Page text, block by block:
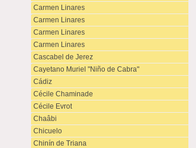
Carmen Linares
Carmen Linares
Carmen Linares
Carmen Linares
Cascabel de Jerez
Cayetano Muriel "Niño de Cabra"
Cádiz
Cécile Chaminade
Cécile Evrot
Chaâbi
Chicuelo
Chinín de Triana